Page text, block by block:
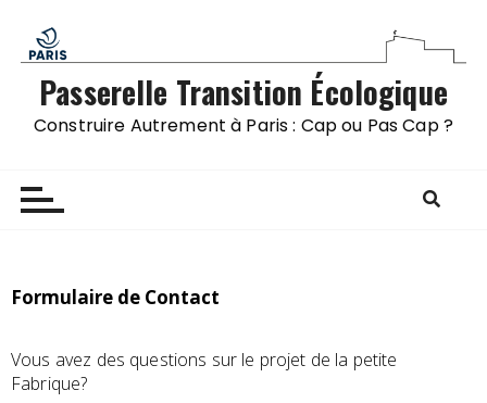
Passerelle Transition Écologique
Construire Autrement à Paris : Cap ou Pas Cap ?
Formulaire de Contact
Vous avez des questions sur le projet de la petite
Fabrique?